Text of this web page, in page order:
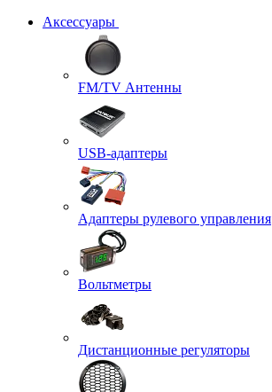
Аксессуары
FM/TV Антенны
USB-адаптеры
Адаптеры рулевого управления
Вольтметры
Дистанционные регуляторы